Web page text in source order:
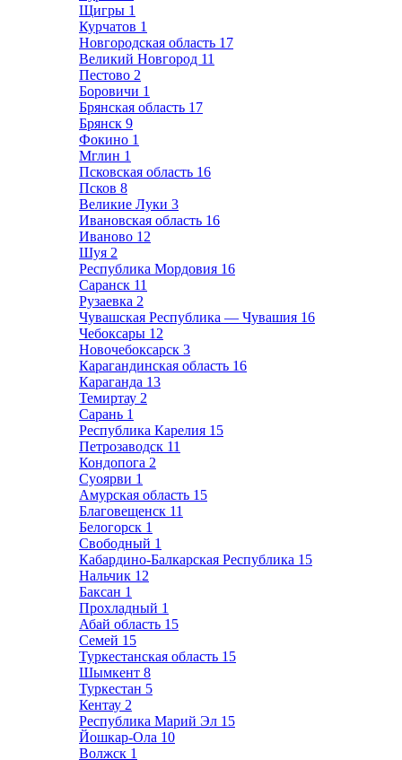
Щигры 1
Курчатов 1
Новгородская область 17
Великий Новгород 11
Пестово 2
Боровичи 1
Брянская область 17
Брянск 9
Фокино 1
Мглин 1
Псковская область 16
Псков 8
Великие Луки 3
Ивановская область 16
Иваново 12
Шуя 2
Республика Мордовия 16
Саранск 11
Рузаевка 2
Чувашская Республика — Чувашия 16
Чебоксары 12
Новочебоксарск 3
Карагандинская область 16
Караганда 13
Темиртау 2
Сарань 1
Республика Карелия 15
Петрозаводск 11
Кондопога 2
Суоярви 1
Амурская область 15
Благовещенск 11
Белогорск 1
Свободный 1
Кабардино-Балкарская Республика 15
Нальчик 12
Баксан 1
Прохладный 1
Абай область 15
Семей 15
Туркестанская область 15
Шымкент 8
Туркестан 5
Кентау 2
Республика Марий Эл 15
Йошкар-Ола 10
Волжск 1